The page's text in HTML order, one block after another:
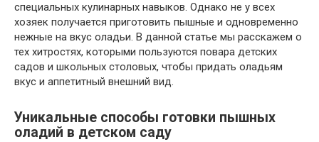
специальных кулинарных навыков. Однако не у всех
хозяек получается приготовить пышные и одновременно
нежные на вкус оладьи. В данной статье мы расскажем о
тех хитростях, которыми пользуются повара детских
садов и школьных столовых, чтобы придать оладьям
вкус и аппетитный внешний вид.
Уникальные способы готовки пышных
оладий в детском саду